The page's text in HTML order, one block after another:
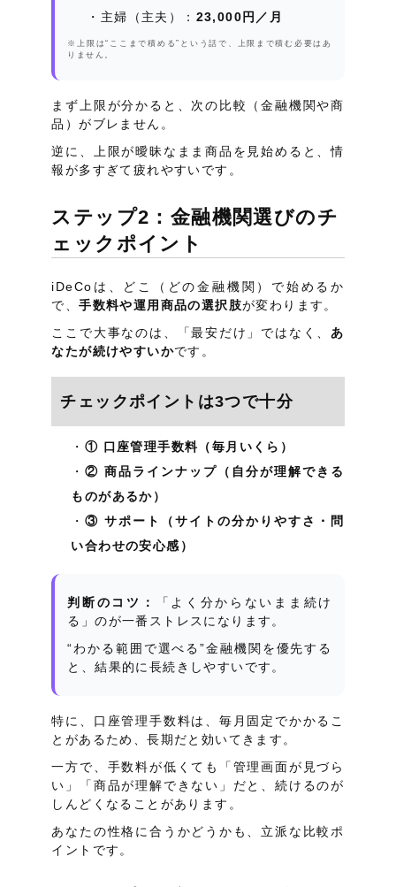
主婦（主夫）： 23,000円／月
※上限は“ここまで積める”という話で、上限まで積む必要はあ
りません。
まず上限が分かると、次の比較（金融機関や商
品）がブレません。
逆に、上限が曖昧なまま商品を見始めると、情
報が多すぎて疲れやすいです。
ステップ2：金融機関選びのチ
ェックポイント
iDeCoは、どこ（どの金融機関）で始めるか
で、手数料や運用商品の選択肢が変わります。
ここで大事なのは、「最安だけ」ではなく、 あ
なたが続けやすいかです。
チェックポイントは3つで十分
① 口座管理手数料（毎月いくら）
② 商品ラインナップ（自分が理解できる
ものがあるか）
③ サポート（サイトの分かりやすさ・問
い合わせの安心感）
判断のコツ：
「よく分からないまま続け
る」のが一番ストレスになります。
“わかる範囲で選べる”金融機関を優先する
と、結果的に長続きしやすいです。
特に、口座管理手数料は、毎月固定でかかるこ
とがあるため、長期だと効いてきます。
一方で、手数料が低くても「管理画面が見づら
い」「商品が理解できない」だと、続けるのが
しんどくなることがあります。
あなたの性格に合うかどうかも、立派な比較ポ
イントです。